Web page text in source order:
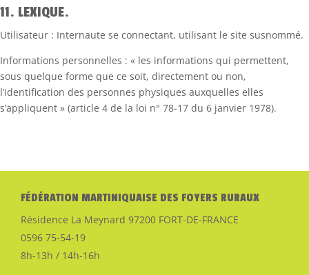
11. LEXIQUE.
Utilisateur : Internaute se connectant, utilisant le site susnommé.
Informations personnelles : « les informations qui permettent,
sous quelque forme que ce soit, directement ou non,
l’identification des personnes physiques auxquelles elles
s’appliquent » (article 4 de la loi n° 78-17 du 6 janvier 1978).
FÉDÉRATION MARTINIQUAISE DES FOYERS RURAUX
Résidence La Meynard 97200 FORT-DE-FRANCE
0596 75-54-19
8h-13h / 14h-16h